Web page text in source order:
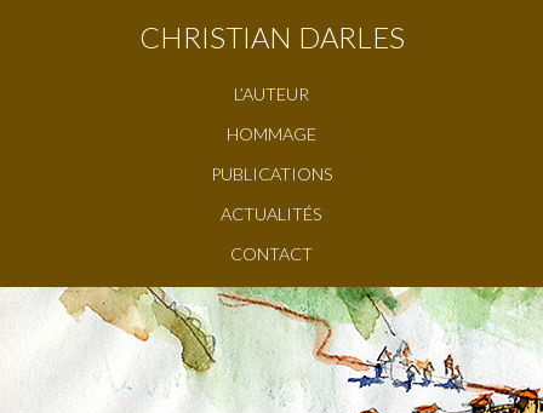
CHRISTIAN DARLES
L’AUTEUR
HOMMAGE
PUBLICATIONS
ACTUALITÉS
CONTACT